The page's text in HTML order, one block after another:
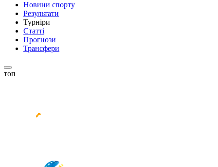
Новини спорту
Результати
Турніри
Статті
Прогнози
Трансфери
топ